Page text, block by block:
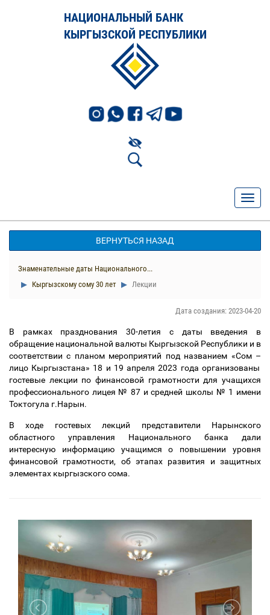
НАЦИОНАЛЬНЫЙ БАНК
КЫРГЫЗСКОЙ РЕСПУБЛИКИ
ВЕРНУТЬСЯ НАЗАД
Знаменательные даты Национального...
Кыргызскому сому 30 лет
Лекции
Дата создания: 2023-04-20
В рамках празднования 30-летия с даты введения в
обращение национальной валюты Кыргызской Республики и в
соответствии с планом мероприятий под названием «Сом –
лицо Кыргызстана» 18 и 19 апреля 2023 года организованы
гостевые лекции по финансовой грамотности для учащихся
профессионального лицея № 87 и средней школы № 1 имени
Токтогула г.Нарын.
В ходе гостевых лекций представители Нарынского
областного управления Национального банка дали
интересную информацию учащимся о повышении уровня
финансовой грамотности, об этапах развития и защитных
элементах кыргызского сома.